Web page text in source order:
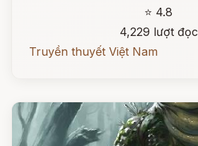
⭐ 4.8
4,229 lượt đọc
Truyền thuyết Việt Nam